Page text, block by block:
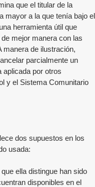
que el titular de la
mayor a la que tenía bajo el
herramienta útil que
mejor manera con las
manera de ilustración,
parcialmente un
aplicada por otros
y el Sistema Comunitario
dos supuestos en los
usada:
ella distingue han sido
disponibles en el